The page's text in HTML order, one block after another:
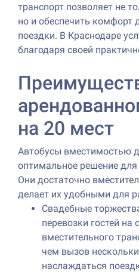
транспорт позволяет не
но и обеспечить комфорт
поездки. В Краснодаре
благодаря своей
на 20 мест
Автобусы вместимостью
оптимальное решение для
Они достаточно
делает их удобными для
Свадебные
перевозки гостей на
вместительного
чем вызов
наслаждаться